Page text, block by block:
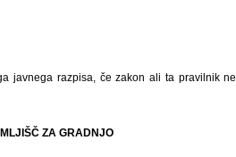
javnega razpisa, če zakon ali ta pravilnik ne
ZA GRADNJO